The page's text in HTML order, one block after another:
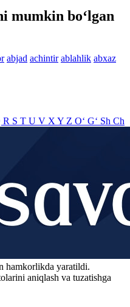
mumkin bo‘lgan
abjad achintir ablahlik abxaz
R S T U V X Y Z O‘ G‘ Sh Ch
hamkorlikda yaratildi.
aniqlash va tuzatishga